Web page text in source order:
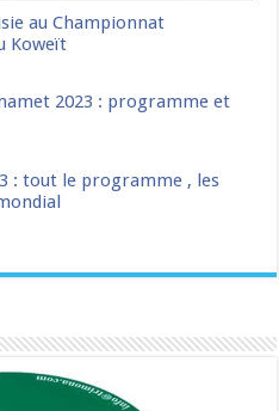
au Championnat
Koweït
2023 : programme et
: tout le programme , les